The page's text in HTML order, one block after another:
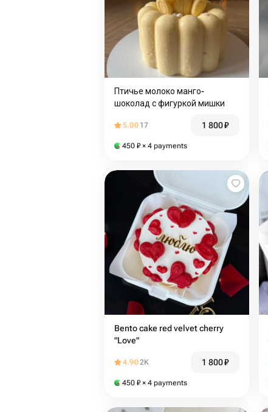
Птичье молоко манго-
шоколад с фигуркой мишки
5.00 17 1 800₽
450 ₽ × 4 payments
Bento cake red velvet cherry
"Love"
4.902K 1 800₽
450 ₽ × 4 payments